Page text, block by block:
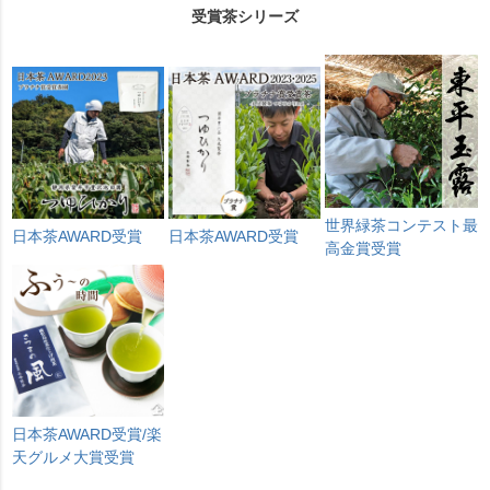
受賞茶シリーズ
日本茶AWARD受賞 日本茶AWARD受賞
世界緑茶コンテスト最
高金賞受賞
日本茶AWARD受賞/楽
天グルメ大賞受賞